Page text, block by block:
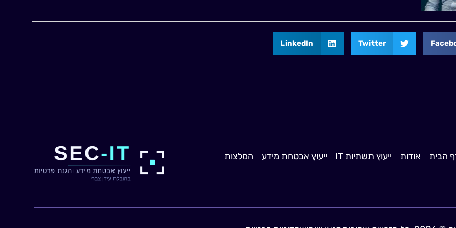
Twitter
LinkedIn
הבית אודות ייעוץ תשתיות IT ייעוץ אבטחת מידע המלצות